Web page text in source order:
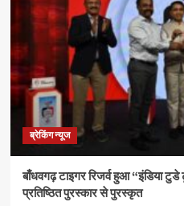
ब्रेकिंग न्यूज
बाँधवगढ़ टाइगर रिजर्व हुआ “इंडिया
प्रतिष्ठित पुरस्कार से पुरस्कृत